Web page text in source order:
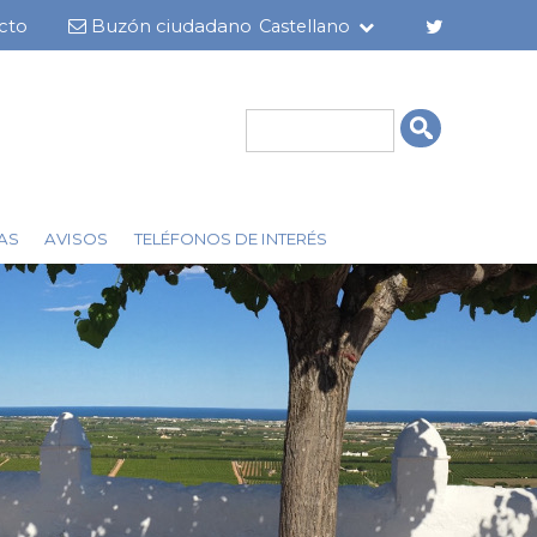
Buzón ciudadano Castellano
AVISOS TELÉFONOS DE INTERÉS